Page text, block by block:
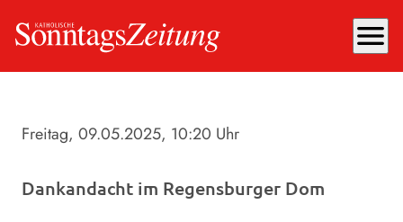
menu
Freitag, 09.05.2025, 10:20 Uhr
Dankandacht im Regensburger Dom